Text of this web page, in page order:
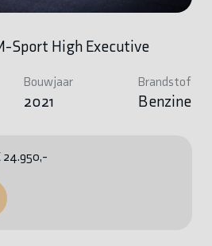
Sport High Executive
Bouwjaar
2021
Brandstof
Benzine
24.950,-